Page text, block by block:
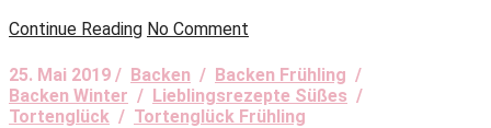
Continue Reading No Comment
25. Mai 2019 / Backen / Backen Frühling /
Backen Winter / Lieblingsrezepte Süßes /
Tortenglück / Tortenglück Frühling